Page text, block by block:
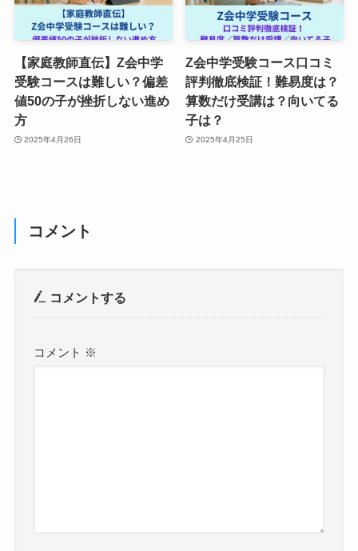
【家庭教師直伝】Z会中学
受験コースは難しい？偏差
値50の子が挫折しない進め
方
2025年4月26日
Z会中学受験コース口コミ
評判徹底検証！難易度は？
算数だけ受講は？向いてる
子は？
2025年4月25日
コメント
コメントする
コメント ※